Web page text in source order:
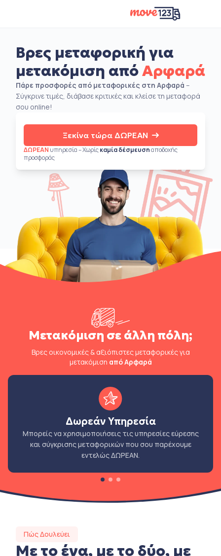
Βρες μεταφορική για
μετακόμιση απόΑρφαρά
Πάρε προσφορές από μεταφορικές στη Αρφαρά –
Σύγκρινε τιμές, διάβασε κριτικές και κλείσε τη μεταφορά
σου online!
Ξεκίνα τώρα ΔΩΡΕΑΝ
ΔΩΡΕΑΝ υπηρεσία – Χωρίςκαμία δέσμευσηαποδοχής
προσφοράς
Μετακόμιση σε άλλη πόλη;
Βρες οικονομικές & αξιόπιστες μεταφορικές για
μετακόμιση από Αρφαρά
Δωρεάν Υπηρεσία
Μπορείς να χρησιμοποιήσεις τις υπηρεσίες εύρεσης
και σύγκρισης μεταφορικών που σου παρέχουμε
εντελώς ΔΩΡΕΑΝ.
Πώς Δουλεύει
Με το ένα, με το δύο, με